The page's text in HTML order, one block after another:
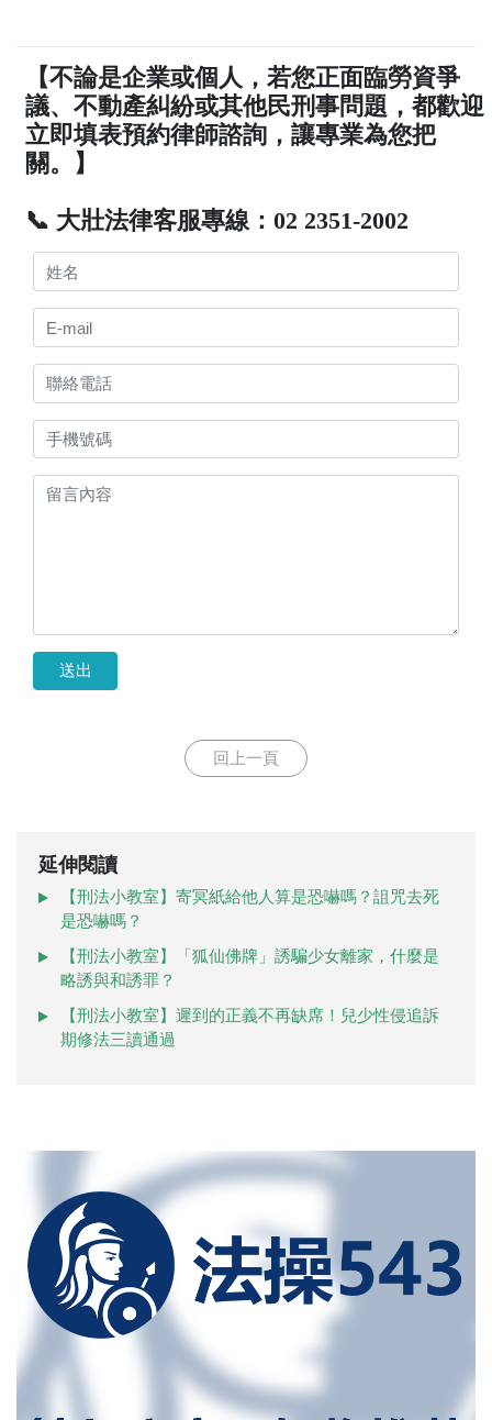
【不論是企業或個人，若您正面臨勞資爭
議、不動產糾紛或其他民刑事問題，都歡迎
立即填表預約律師諮詢，讓專業為您把
關。】
📞 大壯法律客服專線：02 2351-2002
送出
回上一頁
延伸閱讀
【刑法小教室】寄冥紙給他人算是恐嚇嗎？詛咒去死
是恐嚇嗎？
【刑法小教室】「狐仙佛牌」誘騙少女離家，什麼是
略誘與和誘罪？
【刑法小教室】遲到的正義不再缺席！兒少性侵追訴
期修法三讀通過